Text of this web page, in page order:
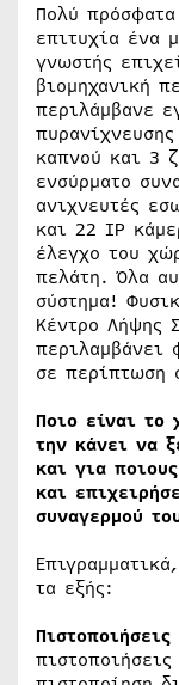
Πολύ
επιτυχία ένα
γνωστής
βιομηχανική
περιλάμβανε
καπνού και 3
ενσύρματο
ανιχνευτές
και 22 IP
έλεγχο του
πελάτη. Όλα
σύστημα!
Κέντρο Λήψης
περιλαμβάνει
σε περίπτωση
Ποιο είναι το
την κάνει να
και για
και
συναγερμού
τα εξής: